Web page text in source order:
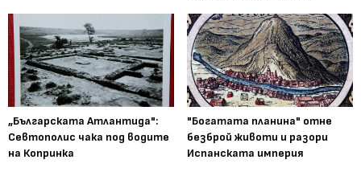
„Българската Атлантида":
Севтополис чака под водите
на Копринка
"Богатата планина" отне
безброй животи и разори
Испанската империя